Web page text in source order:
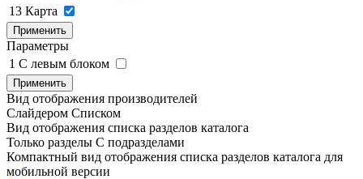
13 Карта
Применить
Параметры
1 C левым блоком
Применить
Вид отображения производителей
Слайдером Списком
Вид отображения списка разделов каталога
Только разделы С подразделами
Компактный вид отображения списка разделов каталога для
мобильной версии